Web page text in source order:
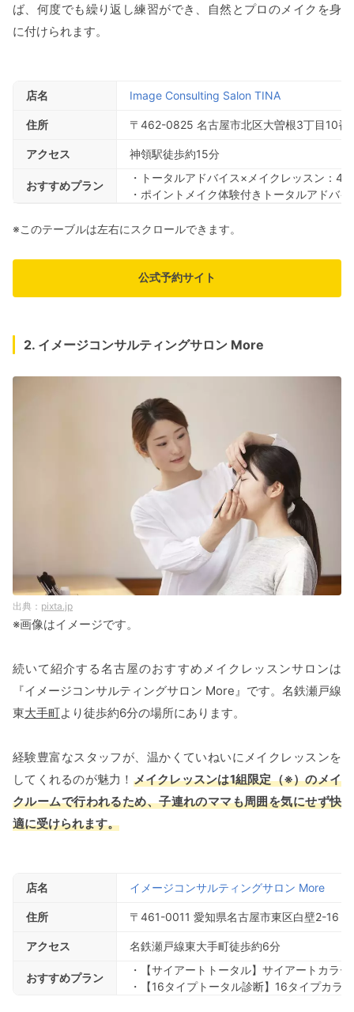
ば、何度でも繰り返し練習ができ、自然とプロのメイクを身
に付けられます。
店名 Image Consulting Salon TINA
住所 〒462-0825 名古屋市北区大曽根3丁目10番
アクセス 神領駅徒歩約15分
おすすめプラン
・トータルアドバイス×メイクレッスン：
・ポイントメイク体験付きトータルアドバ
※このテーブルは左右にスクロールできます。
公式予約サイト
2. イメージコンサルティングサロン More
pixta.jp
※画像はイメージです。
続いて紹介する名古屋のおすすめメイクレッスンサロンは
『イメージコンサルティングサロン More』です。名鉄瀬戸線
東大手町より徒歩約6分の場所にあります。
経験豊富なスタッフが、温かくていねいにメイクレッスンを
してくれるのが魅力！ メイクレッスンは1組限定（※）のメイ
クルームで行われるため、子連れのママも周囲を気にせず快
適に受けられます。
店名 イメージコンサルティングサロン More
住所 〒461-0011 愛知県名古屋市東区白壁2-16
アクセス 名鉄瀬戸線東大手町徒歩約6分
おすすめプラン
・【サイアートトータル】サイアートカラ
・【16タイプトータル診断】16タイプカ